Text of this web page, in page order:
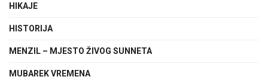
HIKAJE
HISTORIJA
MENZIL – MJESTO ŽIVOG SUNNETA
MUBAREK VREMENA